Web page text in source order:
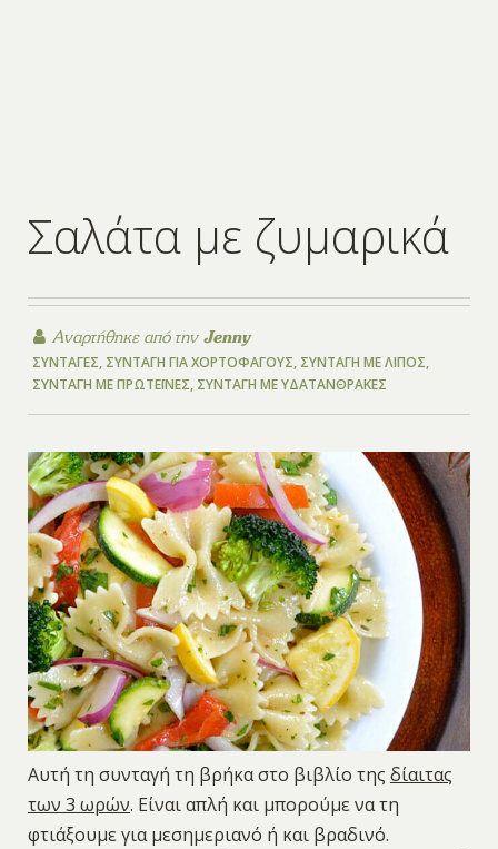
Σαλάτα με ζυμαρικά
Αναρτήθηκε από τηνJenny
ΣΥΝΤΑΓΈΣ, ΣΥΝΤΑΓΉ ΓΙΑ ΧΟΡΤΟΦΆΓΟΥΣ, ΣΥΝΤΑΓΉ ΜΕ ΛΊΠΟΣ,
ΣΥΝΤΑΓΉ ΜΕ ΠΡΩΤΕΪ́ΝΕΣ, ΣΥΝΤΑΓΉ ΜΕ ΥΔΑΤΆΝΘΡΑΚΕΣ
Αυτή τη συνταγή τη βρήκα στο βιβλίο της δίαιτας
των 3 ωρών. Είναι απλή και μπορούμε να τη
φτιάξουμε για μεσημεριανό ή και βραδινό.